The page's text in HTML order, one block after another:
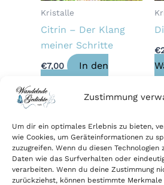
Zustimmung
Um dir ein optimales Erlebnis zu bieten,
wie Cookies, um Geräteinformationen zu
zuzugreifen. Wenn du diesen
Daten wie das Surfverhalten oder
verarbeiten. Wenn du deine Zustimmung
zurückziehst, können bestimmte Merkmale
Kristalle
Citrin – Der Klang
meiner Schritte
€7,00
In den
€
Impressum
AGB